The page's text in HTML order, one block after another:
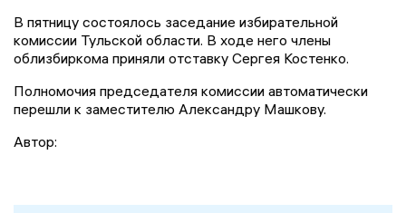
В пятницу состоялось заседание избирательной
комиссии Тульской области. В ходе него члены
облизбиркома приняли отставку Сергея Костенко.
Полномочия председателя комиссии автоматически
перешли к заместителю Александру Машкову.
Автор: